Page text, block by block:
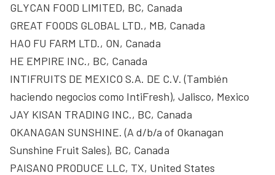
GLYCAN FOOD LIMITED, BC, Canada
GREAT FOODS GLOBAL LTD., MB, Canada
HAO FU FARM LTD., ON, Canada
HE EMPIRE INC., BC, Canada
INTIFRUITS DE MEXICO S.A. DE C.V. (También
haciendo negocios como IntiFresh), Jalisco, Mexico
JAY KISAN TRADING INC., BC, Canada
OKANAGAN SUNSHINE. (A d/b/a of Okanagan
Sunshine Fruit Sales), BC, Canada
PAISANO PRODUCE LLC, TX, United States